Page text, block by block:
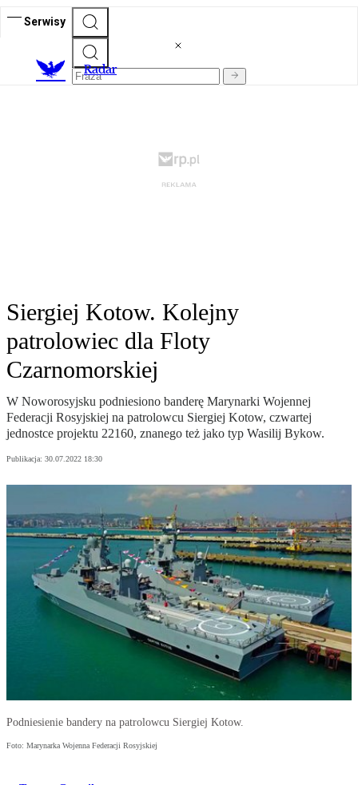
Serwisy
Radar
Siergiej Kotow. Kolejny
patrolowiec dla Floty
Czarnomorskiej
W Noworosyjsku podniesiono banderę Marynarki Wojennej
Federacji Rosyjskiej na patrolowcu Siergiej Kotow, czwartej
jednostce projektu 22160, znanego też jako typ Wasilij Bykow.
Publikacja: 30.07.2022 18:30
Podniesienie bandery na patrolowcu Siergiej Kotow.
Foto: Marynarka Wojenna Federacji Rosyjskiej